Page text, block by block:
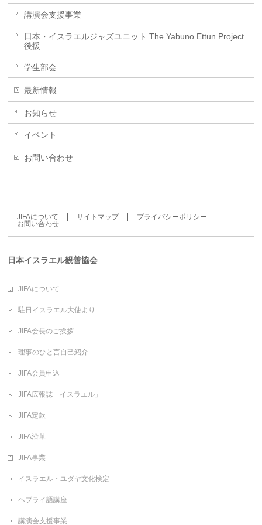
講演会支援事業
日本・イスラエルジャズユニット The Yabuno Ettun Project
後援
学生部会
最新情報
お知らせ
イベント
お問い合わせ
JIFAについて サイトマップ
プライバシーポリシー
お問い合わせ
日本イスラエル親善協会
JIFAについて
駐日イスラエル大使より
JIFA会長のご挨拶
理事のひと言自己紹介
JIFA会員申込
JIFA広報誌「イスラエル」
JIFA定款
JIFA沿革
JIFA事業
イスラエル・ユダヤ文化検定
ヘブライ語講座
講演会支援事業